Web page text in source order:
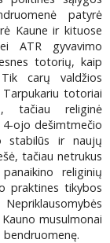
patyrė
Kaune ir kituose
ATR gyvavimo
totorių, kaip
Tik carų valdžios
totoriai
tačiau religinė
4-ojo dešimtmečio
stabilūs ir naujų
tačiau netrukus
religinių
praktines tikybos
musulmonai